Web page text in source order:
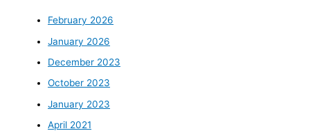
February 2026
January 2026
December 2023
October 2023
January 2023
April 2021